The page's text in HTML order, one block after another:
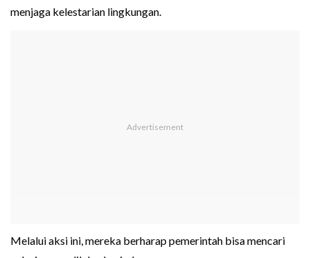
menjaga kelestarian lingkungan.
Melalui aksi ini, mereka berharap pemerintah bisa mencari